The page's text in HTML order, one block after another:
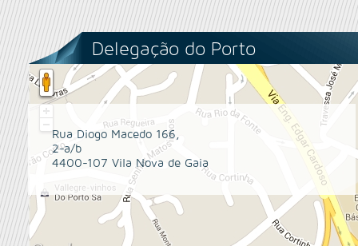
Delegação do Porto
Rua Diogo Macedo 166,
2-a/b
4400-107 Vila Nova de Gaia